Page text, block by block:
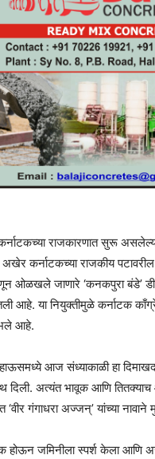
कर्नाटकच्या राजकारणात सुरू
अखेर कर्नाटकच्या राजकीय
ओळखले जाणारे ‘कनकपुरा बंडे’
आहे. या नियुक्तीमुळे कर्नाटक
आहे.
आज संध्याकाळी हा
अत्यंत भावूक आणि तितक्याच
गंगाधरा अज्जन्’ यांच्या
होऊन जमिनीला स्पर्श केला आणि